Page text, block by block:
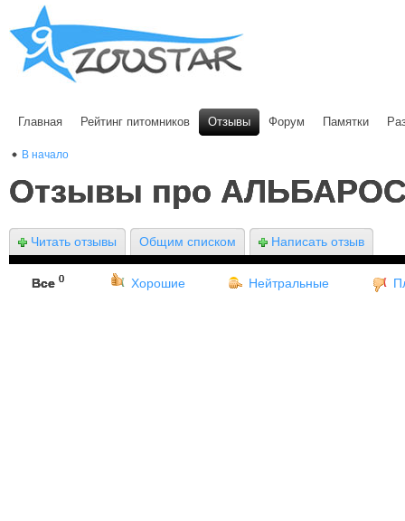
Главная Рейтинг питомников Отзывы Форум Памятки
В начало
Отзывы про
Читать отзывы Общим списком Написать отзыв
Все 0 Хорошие Нейтральные